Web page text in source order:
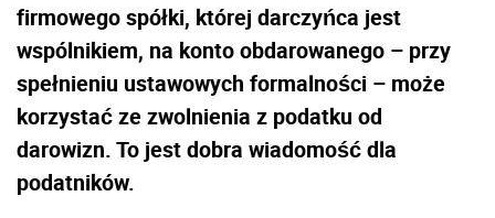
firmowego spółki, której darczyńca jest
wspólnikiem, na konto obdarowanego – przy
spełnieniu ustawowych formalności – może
korzystać ze zwolnienia z podatku od
darowizn. To jest dobra wiadomość dla
podatników.